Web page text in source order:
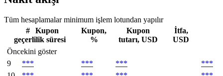
Tüm hesaplamalar minimum işlem lotundan yapılır
#
Kupon
geçerlilik süresi
Kupon,
%
Kupon
tutarı, USD
İtfa,
USD
Öncekini göster
9
*** *** ***
***